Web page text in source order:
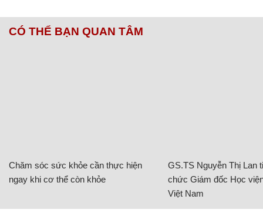
CÓ THỂ BẠN QUAN TÂM
Chăm sóc sức khỏe cần thực hiện
ngay khi cơ thể còn khỏe
GS.TS Nguyễn Thị Lan
chức Giám đốc Học
Việt Nam